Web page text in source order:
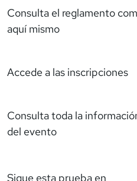
Consulta el reglamento
aquí mismo
Accede a las inscripciones
Consulta toda la
del evento
Sigue esta prueba en